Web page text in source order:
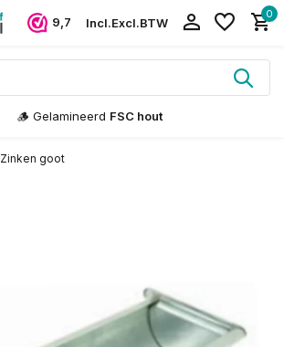
9,7 Incl.Excl.BTW
0
🪵 GelamineerdFSC hout
Zinken goot